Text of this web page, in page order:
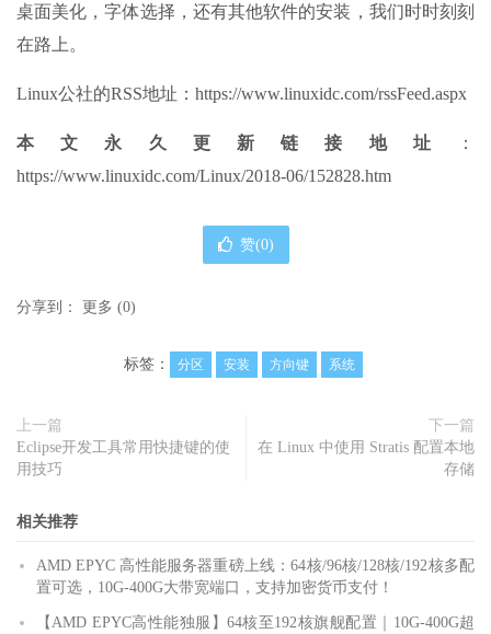
桌面美化，字体选择，还有其他软件的安装，我们时时刻刻
在路上。
Linux公社的RSS地址：https://www.linuxidc.com/rssFeed.aspx
本文永久更新链接地址
：
https://www.linuxidc.com/Linux/2018-06/152828.htm
赞(0)
分享到： 更多 (0)
标签： 分区 安装 方向键 系统
上一篇
Eclipse开发工具常用快捷键的使
用技巧
下一篇
在 Linux 中使用 Stratis 配置本地
存储
相关推荐
AMD EPYC 高性能服务器重磅上线：64核/96核/128核/192核多配
置可选，10G-400G大带宽端口，支持加密货币支付！
【AMD EPYC高性能独服】64核至192核旗舰配置｜10G-400G超